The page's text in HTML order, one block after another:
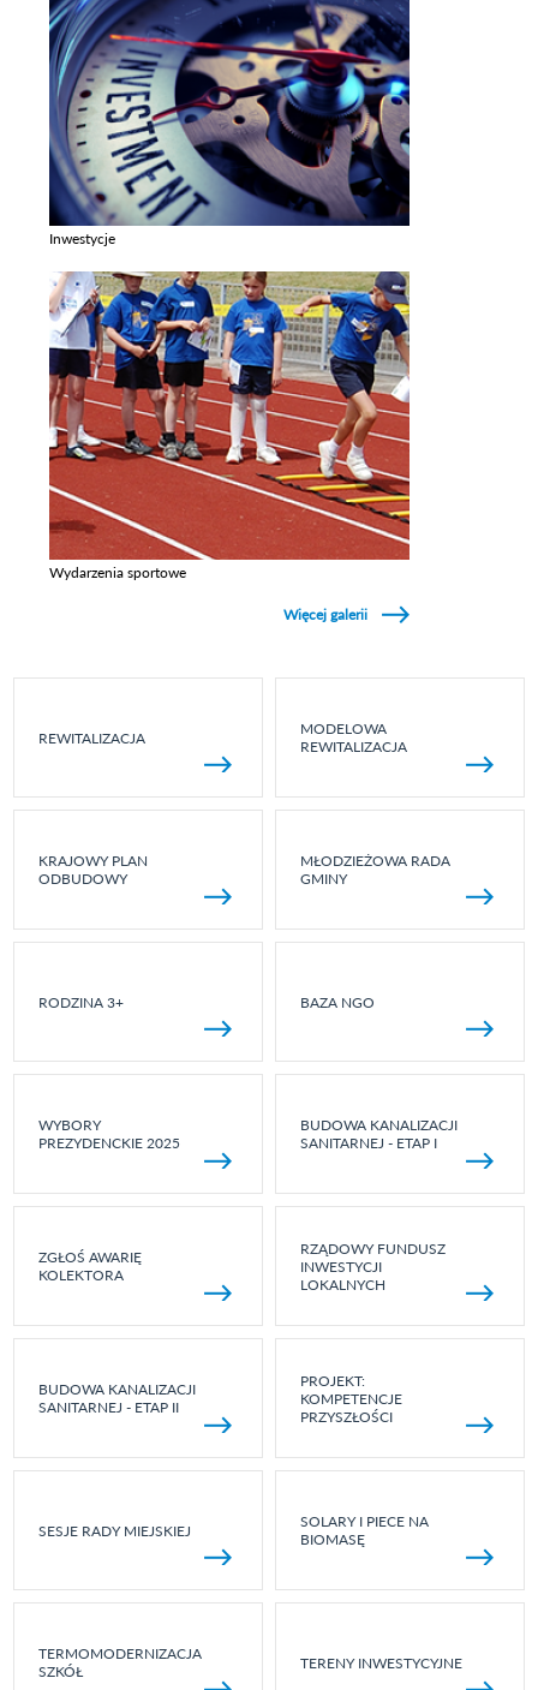
Inwestycje
Wydarzenia sportowe
Więcej galerii
REWITALIZACJA
MODELOWA
REWITALIZACJA
KRAJOWY PLAN
ODBUDOWY
MŁODZIEŻOWA RADA
GMINY
RODZINA 3+ BAZA NGO
WYBORY
PREZYDENCKIE 2025
BUDOWA KANALIZACJI
SANITARNEJ - ETAP I
ZGŁOŚ AWARIĘ
KOLEKTORA
RZĄDOWY FUNDUSZ
INWESTYCJI
LOKALNYCH
BUDOWA KANALIZACJI
SANITARNEJ - ETAP II
PROJEKT:
KOMPETENCJE
PRZYSZŁOŚCI
SESJE RADY MIEJSKIEJ
SOLARY I PIECE NA
BIOMASĘ
TERMOMODERNIZACJA
SZKÓŁ
TERENY INWESTYCYJNE